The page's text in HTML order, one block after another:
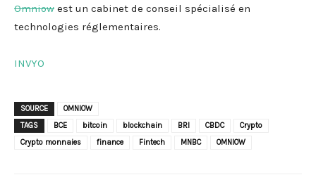
Omniow est un cabinet de conseil spécialisé en
technologies réglementaires.
INVYO
SOURCE
OMNIOW
TAGS
BCE bitcoin blockchain BRI CBDC
Crypto
Crypto monnaies
finance Fintech MNBC OMNIOW